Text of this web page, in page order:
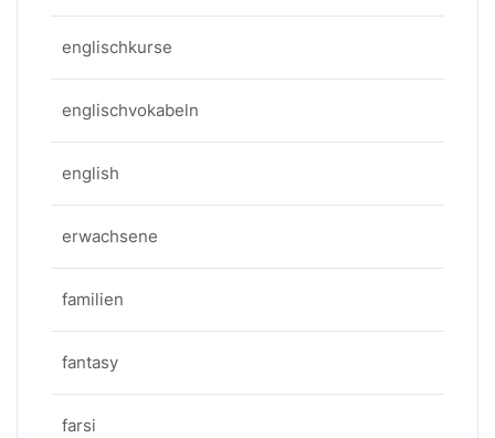
englischkurse
englischvokabeln
english
erwachsene
familien
fantasy
farsi